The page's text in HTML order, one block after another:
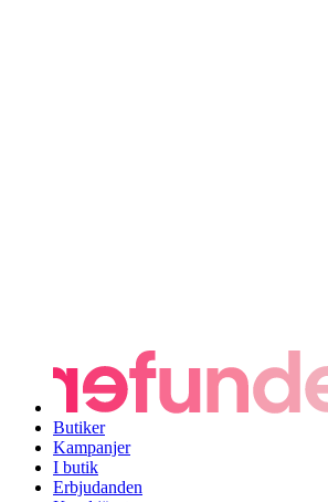
Butiker
Kampanjer
I butik
Erbjudanden